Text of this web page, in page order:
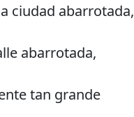
ciudad abarrotada,
abarrotada,
tan grande